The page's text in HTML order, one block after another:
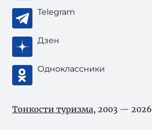
Telegram
Дзен
Одноклассники
Тонкости туризма, 2003 — 2026